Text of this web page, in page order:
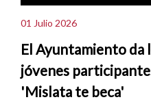
01 Julio 2026
El Ayuntamiento da
jóvenes
'Mislata te beca'